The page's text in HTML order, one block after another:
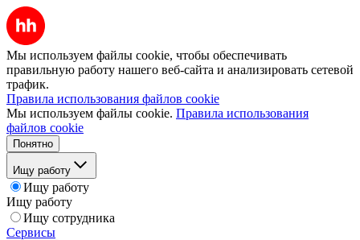
Мы используем файлы cookie, чтобы обеспечивать
правильную работу нашего веб-сайта и анализировать сетевой
трафик.
Правила использования файлов cookie
Мы используем файлы cookie. Правила использования
файлов cookie
Понятно
Ищу работу
Ищу работу
Ищу работу
Ищу сотрудника
Сервисы